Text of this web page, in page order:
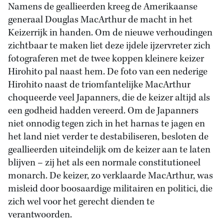
Namens de geallieerden kreeg de Amerikaanse
generaal Douglas MacArthur de macht in het
Keizerrijk in handen. Om de nieuwe verhoudingen
zichtbaar te maken liet deze ijdele ijzervreter zich
fotograferen met de twee koppen kleinere keizer
Hirohito pal naast hem. De foto van een nederige
Hirohito naast de triomfantelijke MacArthur
choqueerde veel Japanners, die de keizer altijd als
een godheid hadden vereerd. Om de Japanners
niet onnodig tegen zich in het harnas te jagen en
het land niet verder te destabiliseren, besloten de
geallieerden uiteindelijk om de keizer aan te laten
blijven – zij het als een normale constitutioneel
monarch. De keizer, zo verklaarde MacArthur, was
misleid door boosaardige militairen en politici, die
zich wel voor het gerecht dienden te
verantwoorden.